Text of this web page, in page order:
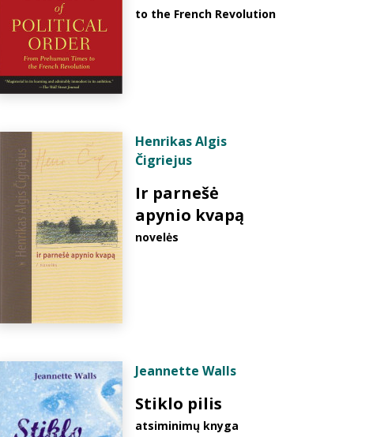
to the French Revolution
Henrikas Algis
Čigriejus
Ir parnešė
apynio kvapą
novelės
Jeannette Walls
Stiklo pilis
atsiminimų knyga